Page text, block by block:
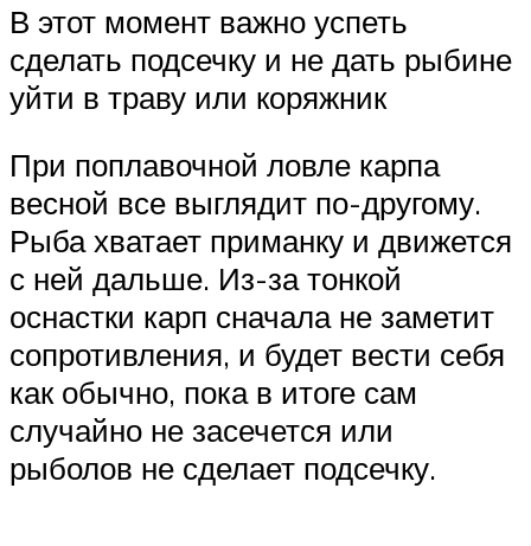
В этот момент важно успеть
сделать подсечку и не дать рыбине
уйти в траву или коряжник
При поплавочной ловле карпа
весной все выглядит по-другому.
Рыба хватает приманку и движется
с ней дальше. Из-за тонкой
оснастки карп сначала не заметит
сопротивления, и будет вести себя
как обычно, пока в итоге сам
случайно не засечется или
рыболов не сделает подсечку.